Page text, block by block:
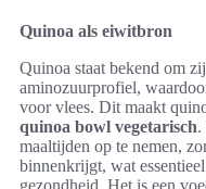
Quinoa als eiwitbron
Quinoa staat bekend om
aminozuurprofiel,
voor vlees. Dit maakt
quinoa bowl vegetarisch.
maaltijden op te nemen,
binnenkrijgt, wat
gezondheid. Het is een